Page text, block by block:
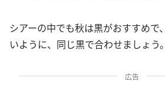
シアーの中でも秋は黒がおすすめで
いように、同じ黒で合わせましょう。
広告